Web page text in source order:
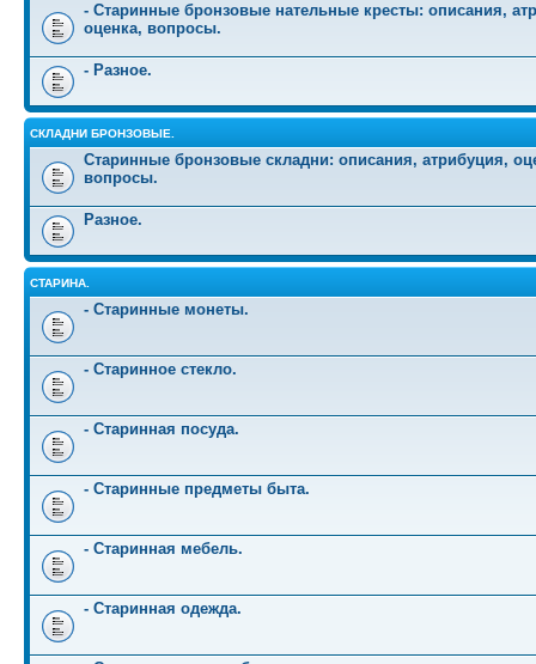
- Старинные бронзовые нательные кресты: описания,
оценка, вопросы.
- Разное.
СКЛАДНИ БРОНЗОВЫЕ.
Старинные бронзовые складни: описания, атрибуция,
вопросы.
Разное.
СТАРИНА.
- Старинные монеты.
- Старинное стекло.
- Старинная посуда.
- Старинные предметы быта.
- Старинная мебель.
- Старинная одежда.